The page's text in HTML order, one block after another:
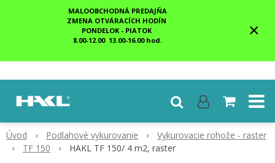
MALOOBCHODNÁ PREDAJŇA
ZMENA OTVÁRACÍCH HODÍN
PONDELOK - PIATOK
8.00-12.00 13.00-16.00 hod.
×
Úvod Podlahové vykurovanie
Vykurovacie rohože - raster
TF 150
HAKL TF 150/ 4 m2, raster